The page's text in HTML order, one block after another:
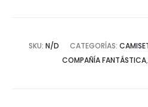
SKU: N/D CATEGORÍAS:
COMPAÑÍA FANTÁSTICA,